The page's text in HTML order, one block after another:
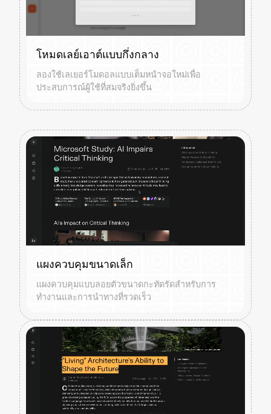
โหมดเลย์เอาต์แบบกึ่งกลาง
ลองใช้เลเยอร์โมดอลแบบเต็มหน้าจอใหม่เพื่อ
ประสบการณ์ผู้ใช้ที่สมจริงยิ่งขึ้น
แผงควบคุมขนาดเล็ก
แผงควบคุมแบบลอยตัวขนาดกะทัดรัดสำหรับการ
ทำงานและการนำทางที่รวดเร็ว